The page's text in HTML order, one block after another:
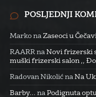
POSLJEDNJI
Marko na Zaseoci u
RAARR na Novi frizerski
muški frizerski salon ,,
Radovan Nikolić na Na
Barby... na Podignuta